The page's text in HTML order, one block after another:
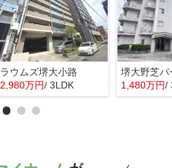
ラウムズ堺大小路
2,980万円/ 3LDK 1,480万円/